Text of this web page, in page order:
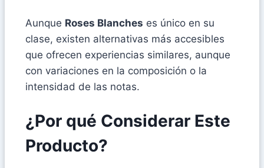
Aunque Roses Blanches es único en su
clase, existen alternativas más accesibles
que ofrecen experiencias similares, aunque
con variaciones en la composición o la
intensidad de las notas.
¿Por qué Considerar Este
Producto?